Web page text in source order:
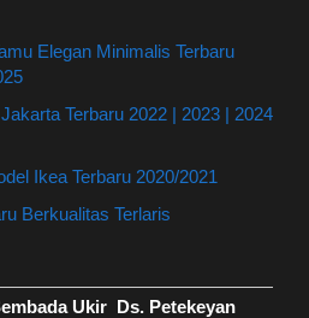
Elegan Minimalis Terbaru
Terbaru 2022 | 2023 | 2024
Ikea Terbaru 2020/2021
Berkualitas Terlaris
Ukir Ds. Petekeyan